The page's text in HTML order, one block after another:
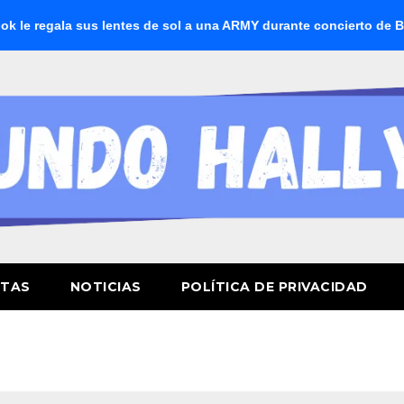
sus lentes de sol a una ARMY durante concierto de BTS
NOTICIAS POLÍTICA DE PRIVACIDAD